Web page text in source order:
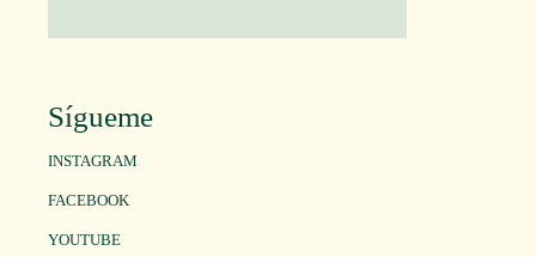
Sígueme
INSTAGRAM
FACEBOOK
YOUTUBE